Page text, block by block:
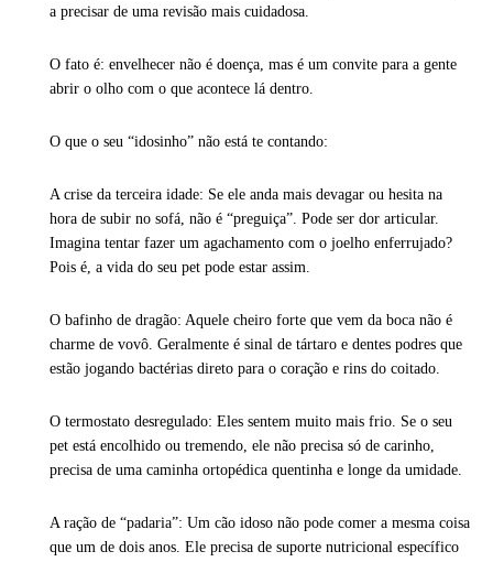
a precisar de uma revisão mais cuidadosa.
O fato é: envelhecer não é doença, mas é um convite para a gente
abrir o olho com o que acontece lá dentro.
O que o seu “idosinho” não está te contando:
A crise da terceira idade: Se ele anda mais devagar ou hesita na
hora de subir no sofá, não é “preguiça”. Pode ser dor articular.
Imagina tentar fazer um agachamento com o joelho enferrujado?
Pois é, a vida do seu pet pode estar assim.
O bafinho de dragão: Aquele cheiro forte que vem da boca não é
charme de vovô. Geralmente é sinal de tártaro e dentes podres que
estão jogando bactérias direto para o coração e rins do coitado.
O termostato desregulado: Eles sentem muito mais frio. Se o seu
pet está encolhido ou tremendo, ele não precisa só de carinho,
precisa de uma caminha ortopédica quentinha e longe da umidade.
A ração de “padaria”: Um cão idoso não pode comer a mesma coisa
que um de dois anos. Ele precisa de suporte nutricional específico